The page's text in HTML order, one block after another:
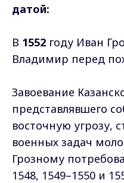
датой:
В 1552 году Иван
Владимир перед
Завоевание
представлявшего
восточную угрозу,
военных задач
Грозному
1548, 1549–1550 и